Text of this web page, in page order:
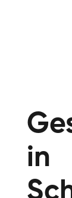
in